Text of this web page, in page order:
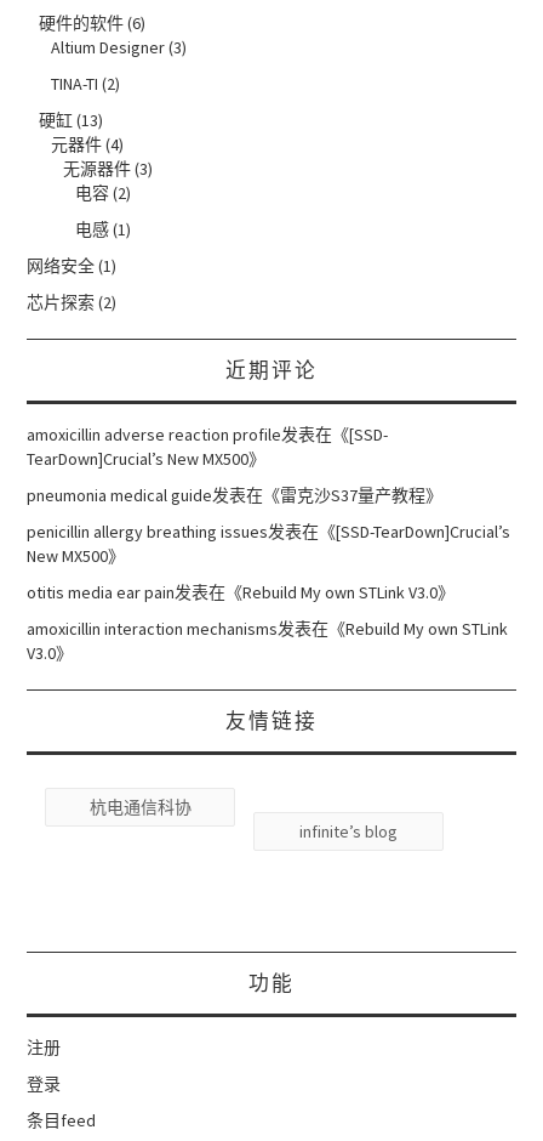
硬件的软件(6)
Altium Designer(3)
TINA-TI (2)
硬缸(13)
元器件(4)
无源器件(3)
电容(2)
电感(1)
网络安全(1)
芯片探索 (2)
近期评论
amoxicillin adverse reaction profile发表在《[SSD-
TearDown]Crucial’s New MX500》
pneumonia medical guide发表在《雷克沙S37量产教程》
penicillin allergy breathing issues发表在《[SSD-TearDown]Crucial’s
New MX500》
otitis media ear pain发表在《Rebuild My own STLink V3.0》
amoxicillin interaction mechanisms发表在《Rebuild My own STLink
V3.0》
友情链接
杭电通信科协
infinite’s blog
功能
注册
登录
条目feed